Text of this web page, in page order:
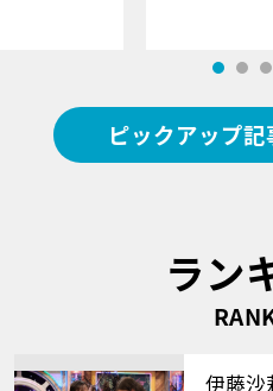
ピックアップ
ラン
伊藤沙